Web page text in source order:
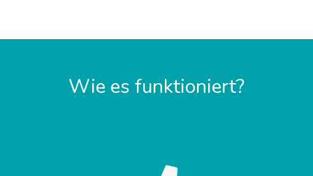
Wie es funktioniert?